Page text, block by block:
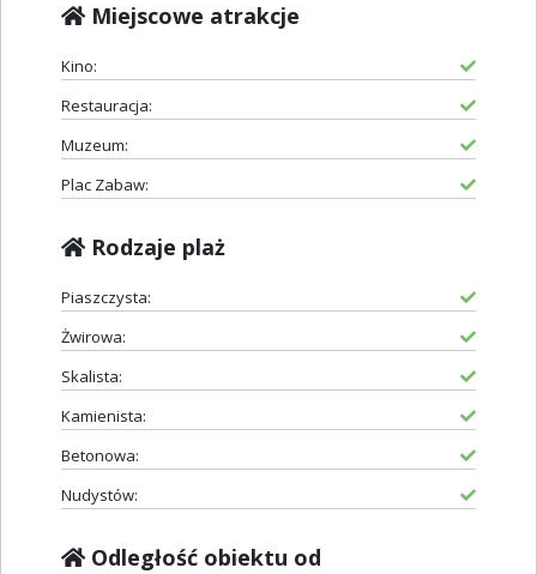
Miejscowe atrakcje
Kino:
Restauracja:
Muzeum:
Plac Zabaw:
Rodzaje plaż
Piaszczysta:
Żwirowa:
Skalista:
Kamienista:
Betonowa:
Nudystów:
Odległość obiektu od